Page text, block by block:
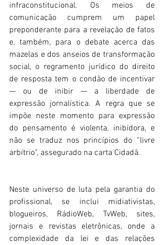
infraconstitucional. Os meios de
comunicação cumprem um papel
preponderante para a revelação de fatos
e, também, para o debate acerca das
mazelas e dos anseios de transformação
social, o regramento jurídico do direito
de resposta tem o condão de incentivar
— ou de inibir — a liberdade de
expressão jornalística. A regra que se
impõe neste momento para expressão
do pensamento é violenta, inibidora, e
não se traduz nos princípios do “livre
arbítrio”, assegurado na carta Cidadã.
Neste universo de luta pela garantia do
profissional, se inclui midiativistas,
blogueiros, RádioWeb, TvWeb, sites,
jornais e revistas eletrônicas, onde a
complexidade da lei e das relações